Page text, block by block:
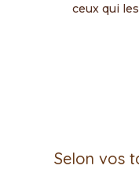
ceux qui
Selon vos